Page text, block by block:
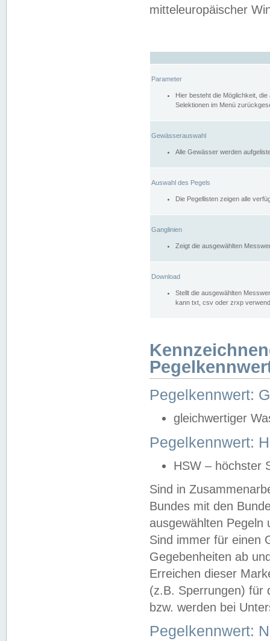
mitteleuropäischer
Parameter
Hier besteht die Möglichkeit,
Selektionen im Menü
Gewässerauswahl
Alle Gewässer werden
Auswahl des Pegels
Die Pegellisten zeigen alle
Ganglinien
Zeigt die ausgewählten
Download
Stellt die ausgewählten
kann txt, csv oder zrxp
Pegelkennwert:
gleichwertiger
Pegelkennwert:
HSW – höchster
Sind in
Bundes mit den
ausgewählten
Sind immer für einen
Gegebenheiten ab
Erreichen dieser
(z.B. Sperrungen) für
bzw. werden bei
Pegelkennwert: